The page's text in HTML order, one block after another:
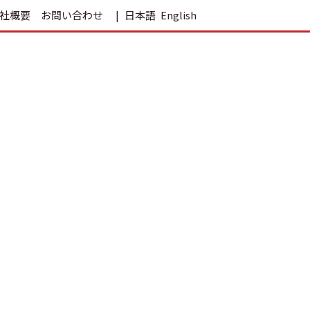
概要 お問い合わせ 日本語 English